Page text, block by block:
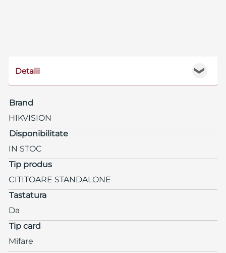
❯
Detalii
Brand
HIKVISION
Disponibilitate
IN STOC
Tip produs
CITITOARE STANDALONE
Tastatura
Da
Tip card
Mifare